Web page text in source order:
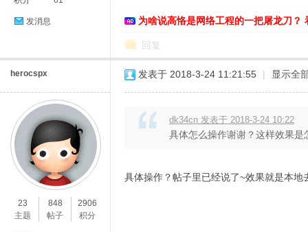
发消息 为啥说高恪是网络工程的一把屠龙刀？
回复
herocspx
23
主题
848
帖子
2906
积分
发表于 2018-3-24 11:21:55 | 显示全
dk34cn 发表于 2018-3-24 10:22
具体怎么操作谢谢？这样效果是
具体操作？帖子里已经说了~效果就是本